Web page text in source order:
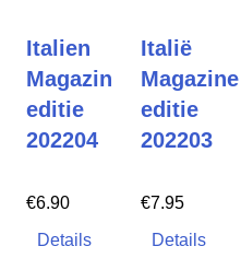
Italien
Magazin
editie
202204
€6.90
Details
Italië
Magazine
editie
202203
€7.95
Details